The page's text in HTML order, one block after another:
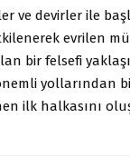
ve devirler ile
evrilen
bir felsefi
yollarından
ilk halkasını